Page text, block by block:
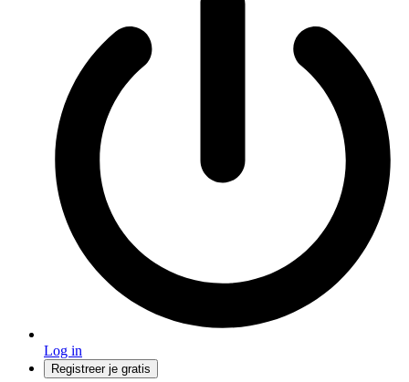
Log in
Registreer je gratis